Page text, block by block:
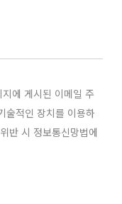
에 게시된 이메일 주
술적인 장치를 이용하
반 시 정보통신망법에